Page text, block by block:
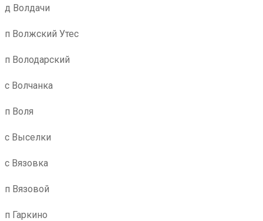
д Волдачи
п Волжский Утес
п Володарский
с Волчанка
п Воля
с Выселки
с Вязовка
п Вязовой
п Гаркино